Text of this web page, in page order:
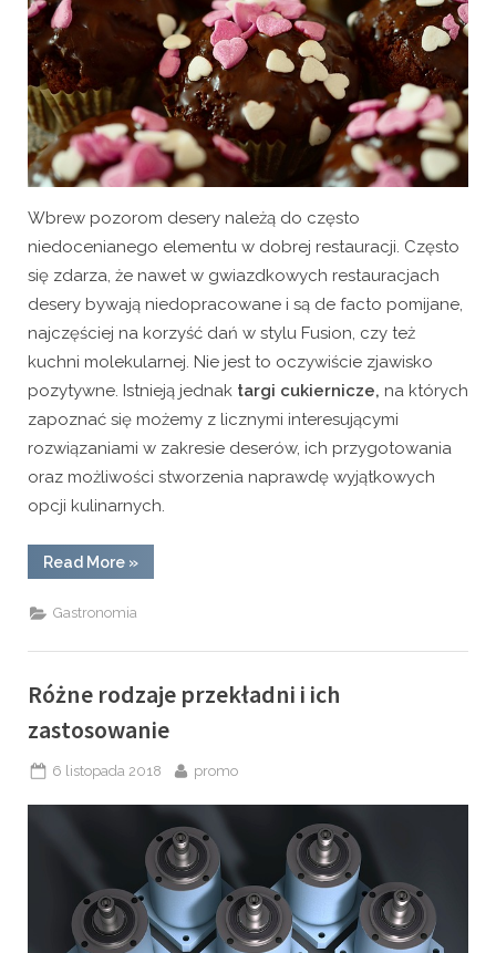
Wbrew pozorom desery należą do często
niedocenianego elementu w dobrej restauracji. Często
się zdarza, że nawet w gwiazdkowych restauracjach
desery bywają niedopracowane i są de facto pomijane,
najczęściej na korzyść dań w stylu Fusion, czy też
kuchni molekularnej. Nie jest to oczywiście zjawisko
pozytywne. Istnieją jednak targi cukiernicze, na których
zapoznać się możemy z licznymi interesującymi
rozwiązaniami w zakresie deserów, ich przygotowania
oraz możliwości stworzenia naprawdę wyjątkowych
opcji kulinarnych.
Read More“Słodkości
–
element
kuchni”
»
Gastronomia
Różne rodzaje przekładni i ich
zastosowanie
Posted
6 listopada 2018 By
promo